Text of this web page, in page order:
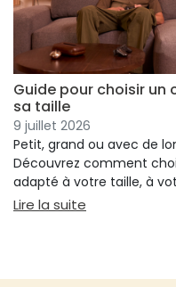
Guide pour choisir un
sa taille
9 juillet 2026
Petit, grand ou avec de
Découvrez comment
adapté à votre taille, à
et à votre confort.
Lire la suite : Guide pour